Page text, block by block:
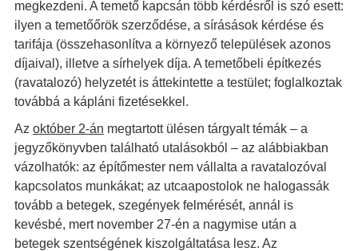
megkezdeni. A temető kapcsán több kérdésről is szó esett:
ilyen a temetőőrök szerződése, a sírásások kérdése és
tarifája (összehasonlítva a környező települések azonos
díjaival), illetve a sírhelyek díja. A temetőbeli építkezés
(ravatalozó) helyzetét is áttekintette a testület; foglalkoztak
továbbá a kápláni fizetésekkel.
Az október 2-án megtartott ülésen tárgyalt témák – a
jegyzőkönyvben található utalásokból – az alábbiakban
vázolhatók: az építőmester nem vállalta a ravatalozóval
kapcsolatos munkákat; az utcaapostolok ne halogassák
tovább a betegek, szegények felmérését, annál is
kevésbé, mert november 27-én a nagymise után a
betegek szentségének kiszolgáltatása lesz. Az